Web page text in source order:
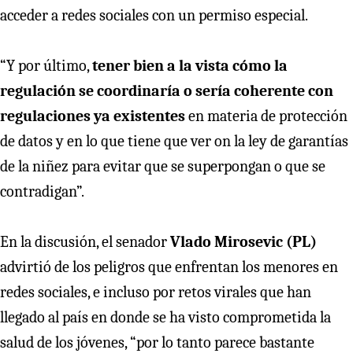
acceder a redes sociales con un permiso especial.
“Y por último,tener bien a la vista cómo la
regulación se coordinaría o sería coherente con
regulaciones ya existentesen materia de protección
de datos y en lo que tiene que ver on la ley de garantías
de la niñez para evitar que se superpongan o que se
contradigan”.
En la discusión, el senadorVlado Mirosevic (PL)
advirtió de los peligros que enfrentan los menores en
redes sociales, e incluso por retos virales que han
llegado al país en donde se ha visto comprometida la
salud de los jóvenes, “por lo tanto parece bastante